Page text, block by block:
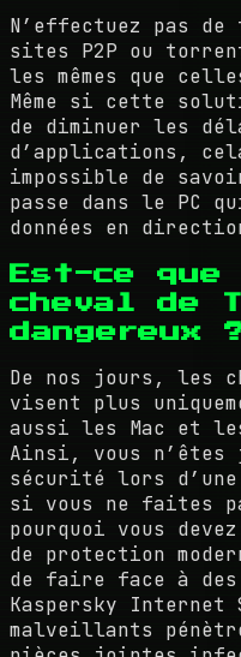
N’effectuez pas de
sites P2P ou
les mêmes que
Même si cette
de diminuer les
d’applications,
impossible de
passe dans le PC
données en
Est-ce
cheval de
dangereux
De nos jours, les
visent plus
aussi les Mac et
Ainsi, vous n’êtes
sécurité lors
si vous ne faites
pourquoi vous
de protection
de faire face à des
Kaspersky Internet
malveillants